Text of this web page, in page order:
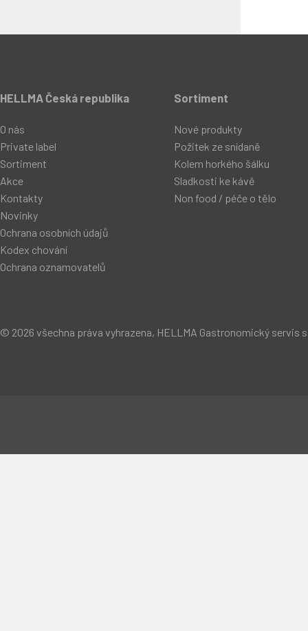
HELLMA Česká republika
O nás
Private label
Sortiment
Akce
Kontakty
Novinky
Ochrana osobních údajů
Kodex chování
Ochrana oznamovatelů
Sortiment
Nové produkty
Požitek ze snídaně
Kolem horkého šálku
Sladkosti ke kávě
Non food / péče o tělo
© 2026 všechna práva vyhrazena, HELLMA Gastronomický servis